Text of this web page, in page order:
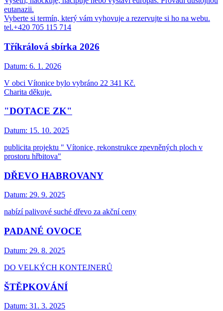
eutanazii.
Vyberte si termín, který vám vyhovuje a rezervujte si ho na webu.
tel.+420 705 115 714
Tříkrálová sbírka 2026
Datum: 6. 1. 2026
V obci Vítonice bylo vybráno 22 341 Kč.
Charita děkuje.
"DOTACE ZK"
Datum: 15. 10. 2025
publicita projektu " Vítonice, rekonstrukce zpevněných ploch v
prostoru hřbitova"
DŘEVO HABROVANY
Datum: 29. 9. 2025
nabízí palivové suché dřevo za akční ceny
PADANÉ OVOCE
Datum: 29. 8. 2025
DO VELKÝCH KONTEJNERŮ
ŠTĚPKOVÁNÍ
Datum: 31. 3. 2025